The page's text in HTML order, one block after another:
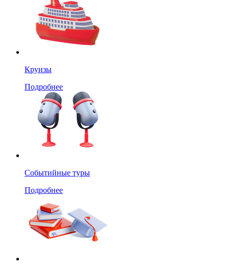
Круизы
Подробнее
Событийные туры
Подробнее